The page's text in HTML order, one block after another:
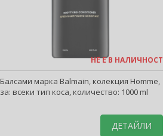
НЕ Е В НАЛИЧНОСТ
Балсами марка Balmain, колекция Homme,
за: всеки тип коса, количество: 1000 ml
ДЕТАЙЛИ